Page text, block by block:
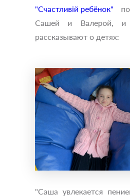
"Счастливій ребёнок"
Сашей и Валерой,
рассказывают о детях:
"Саша увлекается